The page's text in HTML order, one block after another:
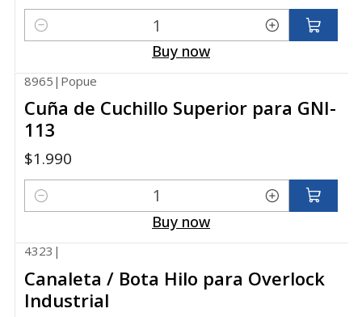
Quantity
Buy now
8965 | Popue
Cuña de Cuchillo Superior para GNI-
113
$1.990
Quantity
Buy now
4323 |
Canaleta / Bota Hilo para Overlock
Industrial